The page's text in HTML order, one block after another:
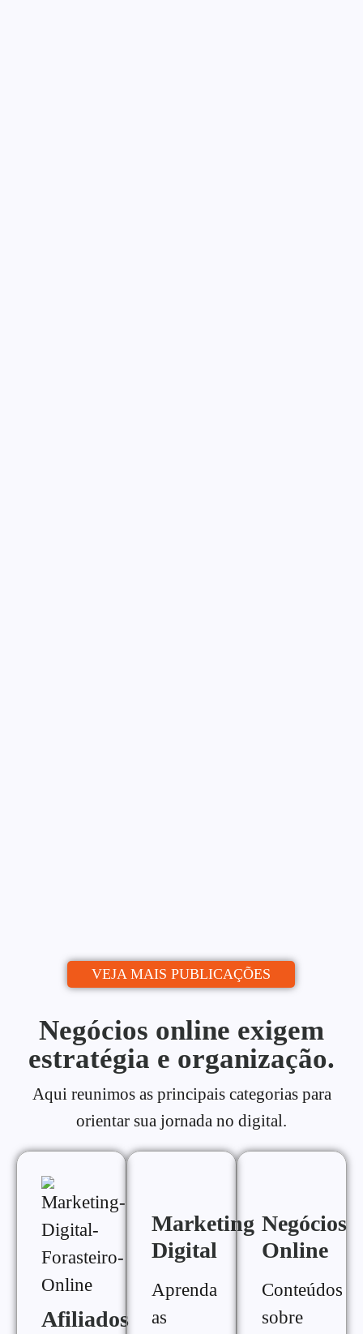
VEJA MAIS PUBLICAÇÕES
Negócios online exigem
estratégia e organização.
Aqui reunimos as principais categorias para
orientar sua jornada no digital.
Afiliados
Marketing
Digital
Aprenda
as
Negócios
Online
Conteúdos
sobre